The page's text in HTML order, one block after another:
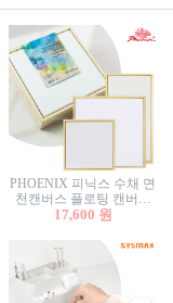
PHOENIX 피닉스 수채 면
천캔버스 플로팅 캔버스
프레임세트 30x30cm/액자
17,600 원